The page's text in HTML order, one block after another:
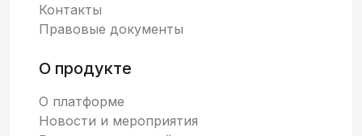
Контакты
Правовые документы
О продукте
О платформе
Новости и мероприятия